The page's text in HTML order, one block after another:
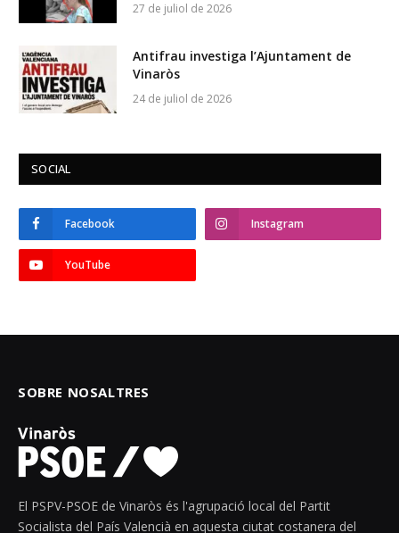
27 de juliol de 2026
Antifrau investiga l’Ajuntament de
Vinaròs
24 de juliol de 2026
SOCIAL
Facebook Instagram
YouTube
SOBRE NOSALTRES
El PSPV-PSOE de Vinaròs és l'agrupació local del Partit
Socialista del País Valencià en aquesta ciutat costanera del